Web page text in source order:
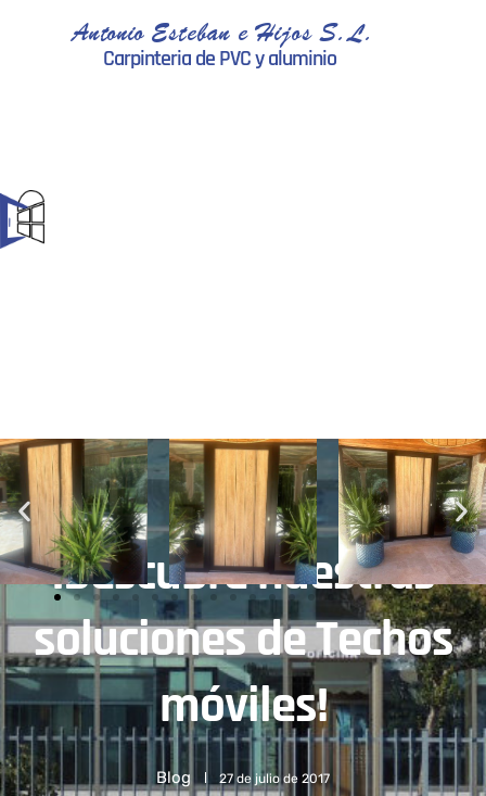
Antonio Esteban e Hijos S.L.
Carpinteria de PVC y aluminio
¡Descubre nuestras
soluciones de Techos
móviles!
Blog 27 de julio de 2017